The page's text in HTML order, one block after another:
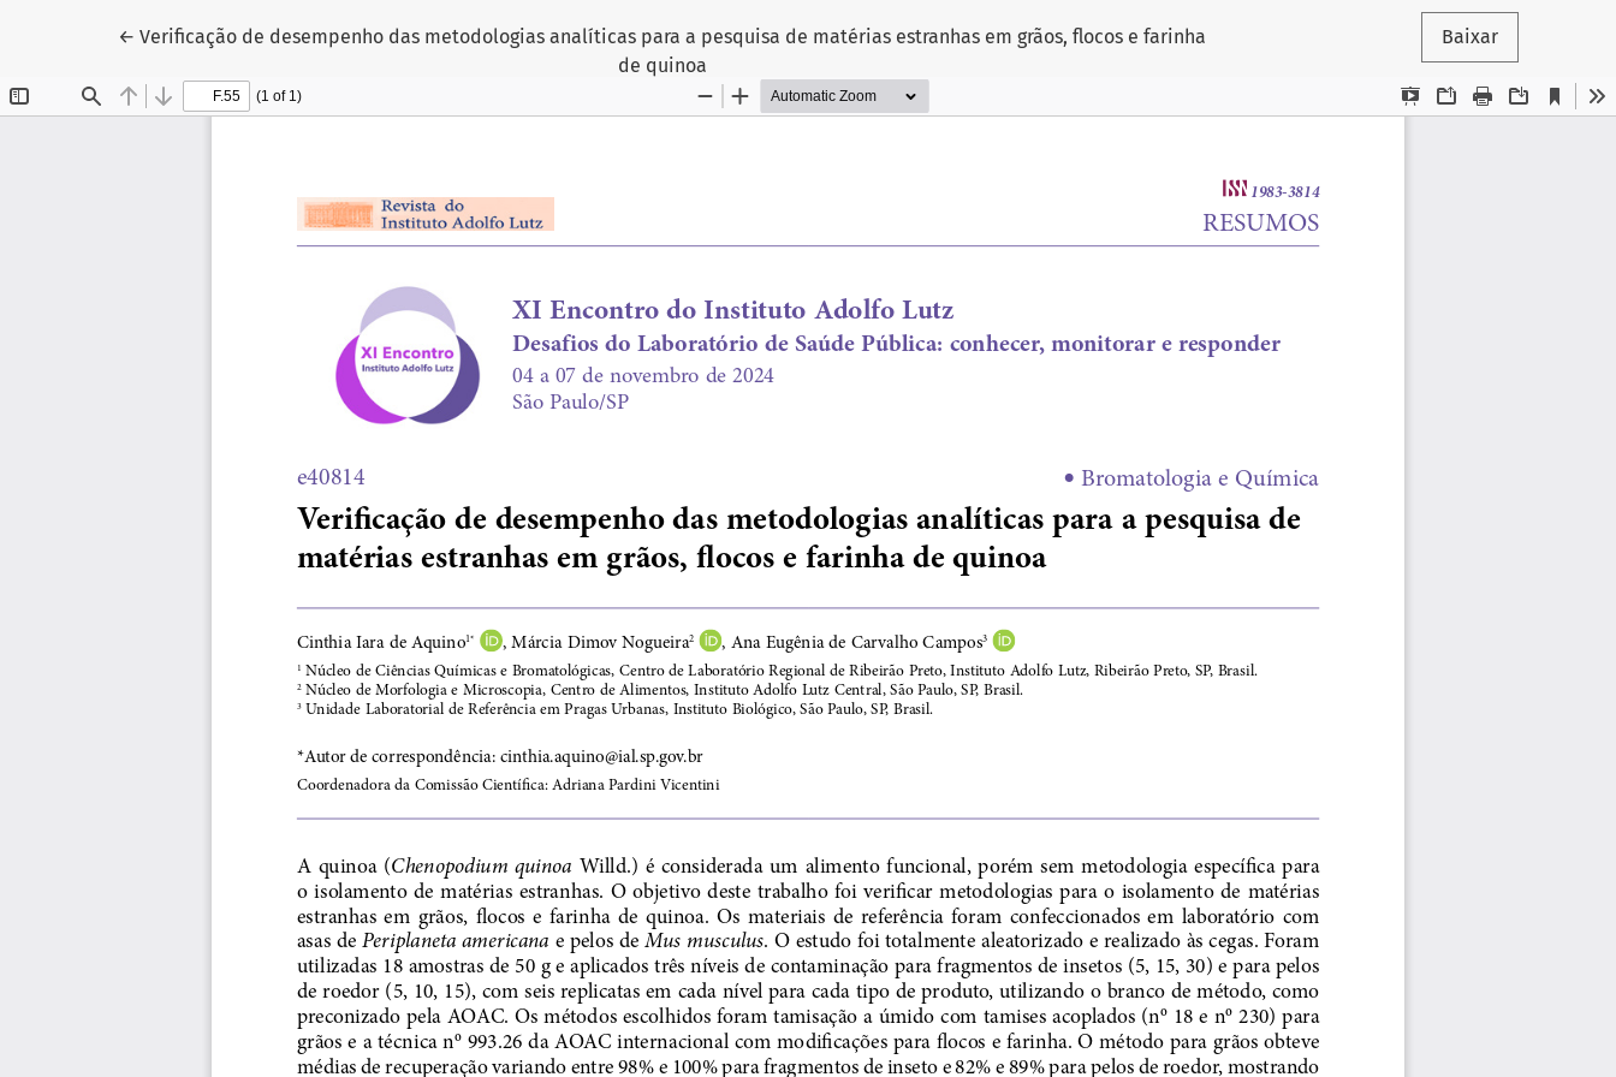
←Voltar aos Detalhes do Artigo
Verificação de desempenho das metodologias analíticas para a pesquisa de matérias estranhas em grãos, flocos e farinha
de quinoa
Baixar